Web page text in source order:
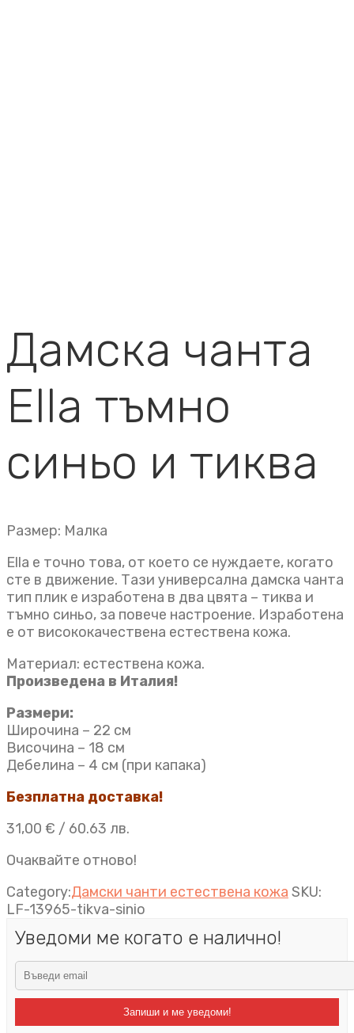
Дамска чанта
Ella тъмно
синьо и тиква
Размер: Малка
Ella е точно това, от което се нуждаете, когато
сте в движение. Тази универсална дамска чанта
тип плик e изработена в два цвята – тиква и
тъмно синьо, за повече настроение. Изработена
е от висококачествена естествена кожа.
Материал: естествена кожа.
Произведена в Италия!
Размери:
Широчина – 22 см
Височина – 18 см
Дебелина – 4 см (при капака)
Безплатна доставка!
31,00 € / 60.63 лв.
Очаквайте отново!
Category:Дамски чанти естествена кожа SKU:
LF-13965-tikva-sinio
Уведоми ме когато е налично!
Запиши и ме уведоми!